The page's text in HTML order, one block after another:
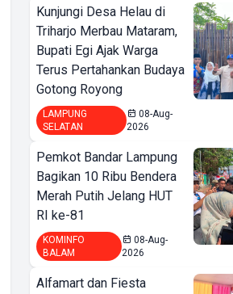
Kunjungi Desa Helau di
Triharjo Merbau Mataram,
Bupati Egi Ajak Warga
Terus Pertahankan Budaya
Gotong Royong
LAMPUNG
SELATAN
08-Aug-
2026
Pemkot Bandar Lampung
Bagikan 10 Ribu Bendera
Merah Putih Jelang HUT
RI ke-81
KOMINFO
BALAM
08-Aug-
2026
Alfamart dan Fiesta